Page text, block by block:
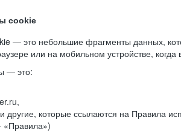
cookie
— это небольшие фрагменты данных,
или на мобильном устройстве,
— это:
другие, которые ссылаются на Правила